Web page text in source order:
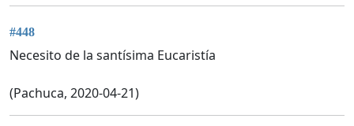
#448
Necesito de la santísima Eucaristía
(Pachuca, 2020-04-21)